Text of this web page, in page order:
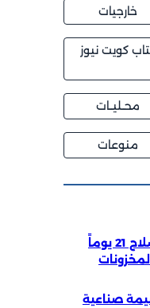
خارجيات
كويت نيوز
محــليــات
منوعات
البنتاغون يمهل شركات السلاح 21 يوماً
تغلق 20 قسيمة صناعية